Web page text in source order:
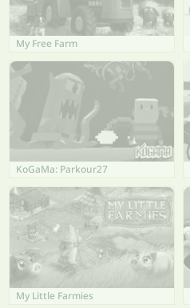
My Free Farm
KoGaMa: Parkour27
My Little Farmies